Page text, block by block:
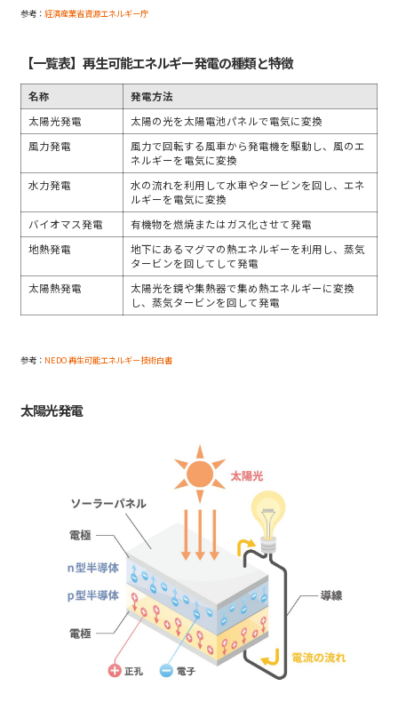
参考： 経済産業省資源エネルギー庁
【一覧表】再生可能エネルギー発電の種類と特徴
名称
発電方法
太陽光発電
太陽の光を太陽電池パネルで電気に変換
風力発電
風力で回転する風車から発電機を駆動し、風のエ
ネルギーを電気に変換
水力発電
水の流れを利用して水車やタービンを回し、エネ
ルギーを電気に変換
バイオマス発電
有機物を燃焼またはガス化させて発電
地熱発電
地下にあるマグマの熱エネルギーを利用し、蒸気
タービンを回してして発電
太陽熱発電
太陽光を鏡や集熱器で集め熱エネルギーに変換
し、蒸気タービンを回して発電
参考： NEDO 再生可能エネルギー技術白書
太陽光発電